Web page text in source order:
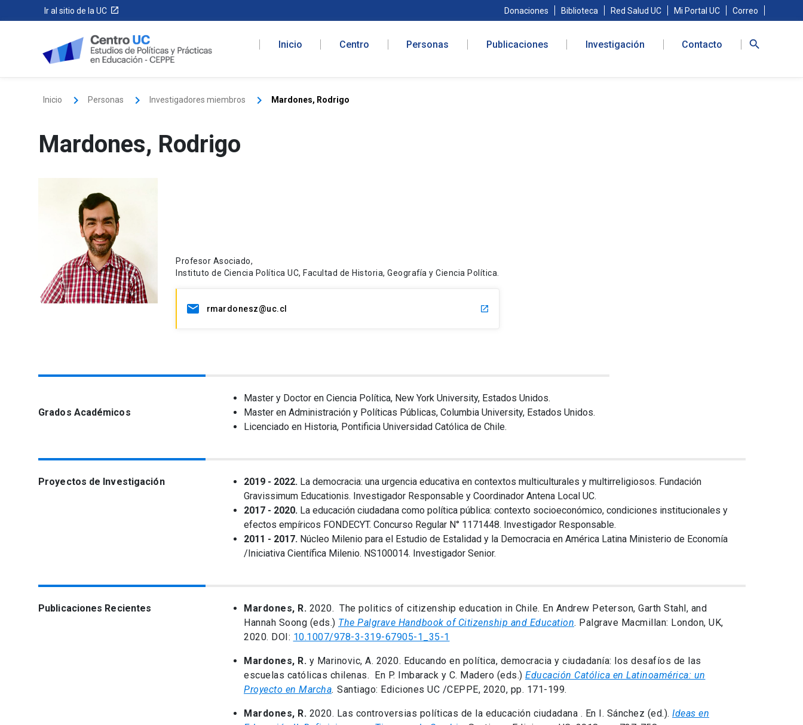
Ir al sitio de la UC Donaciones Biblioteca Red Salud UC Mi Portal UC Correo
Inicio Centro Personas Publicaciones Investigación Contacto
Inicio Personas Investigadores miembros Mardones, Rodrigo
Mardones, Rodrigo
Profesor Asociado,
Instituto de Ciencia Política UC, Facultad de Historia, Geografía y Ciencia Política.
rmardonesz@uc.cl
Grados Académicos
Master y Doctor en Ciencia Política, New York University, Estados Unidos.
Master en Administración y Políticas Públicas, Columbia University, Estados Unidos.
Licenciado en Historia, Pontificia Universidad Católica de Chile.
Proyectos de Investigación 2019 - 2022. La democracia: una urgencia educativa en contextos multiculturales y multirreligiosos. Fundación
Gravissimum Educationis. Investigador Responsable y Coordinador Antena Local UC.
2017 - 2020. La educación ciudadana como política pública: contexto socioeconómico, condiciones institucionales y
efectos empíricos FONDECYT. Concurso Regular N° 1171448. Investigador Responsable.
2011 - 2017. Núcleo Milenio para el Estudio de Estalidad y la Democracia en América Latina Ministerio de Economía
/Iniciativa Científica Milenio. NS100014. Investigador Senior.
Publicaciones Recientes Mardones, R. 2020. The politics of citizenship education in Chile. En Andrew Peterson, Garth Stahl, and
Hannah Soong (eds.) The Palgrave Handbook of Citizenship and Education. Palgrave Macmillan: London, UK,
2020. DOI: 10.1007/978-3-319-67905-1_35-1
Mardones, R. y Marinovic, A. 2020. Educando en política, democracia y ciudadanía: los desafíos de las
escuelas católicas chilenas. En P. Imbarack y C. Madero (eds.) Educación Católica en Latinoamérica: un
Proyecto en Marcha. Santiago: Ediciones UC /CEPPE, 2020, pp. 171-199.
Mardones, R. 2020. Las controversias políticas de la educación ciudadana . En I. Sánchez (ed.). Ideas en